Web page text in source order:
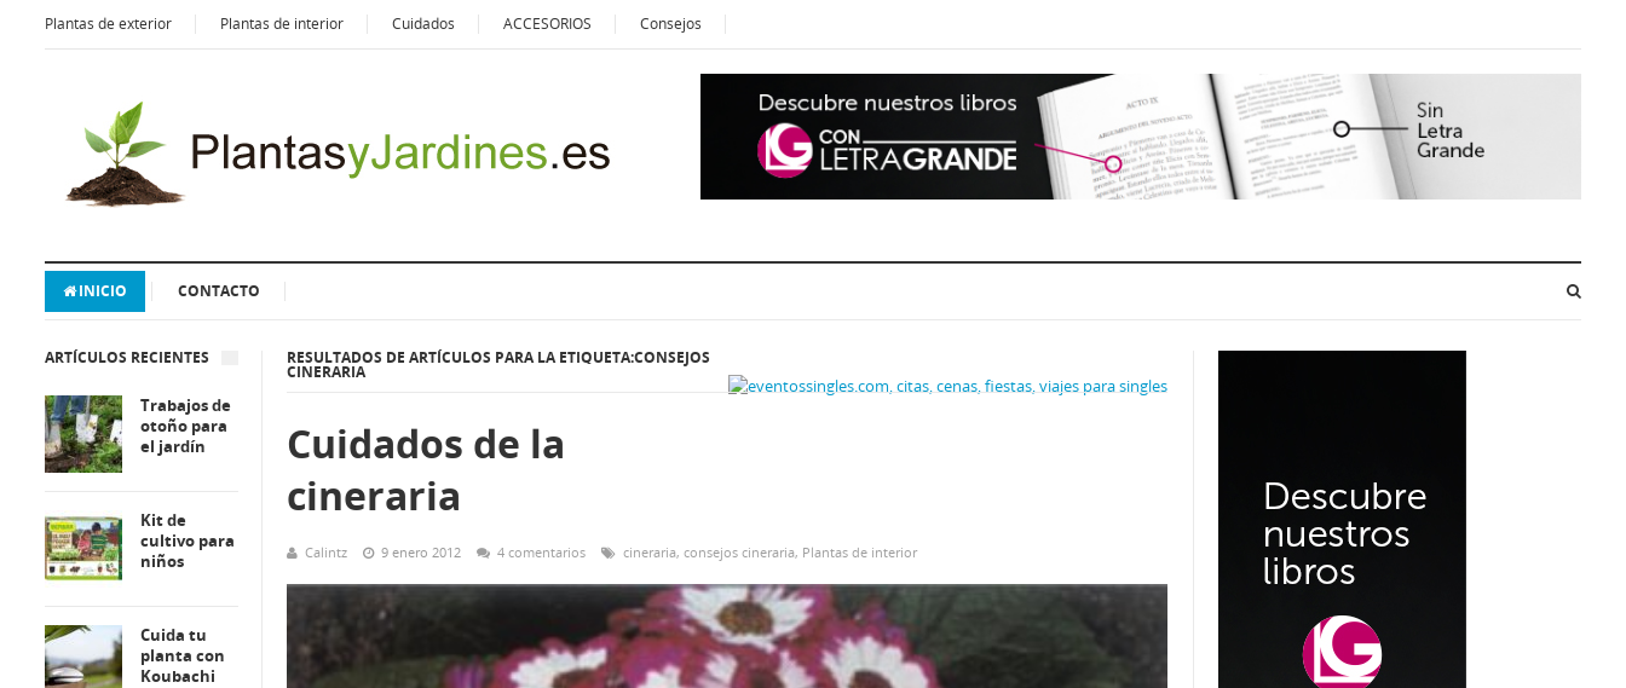
Plantas de exterior Plantas de interior Cuidados ACCESORIOS Consejos
INICIO CONTACTO
RESULTADOS DE ARTÍCULOS PARA LA ETIQUETA:CONSEJOS
CINERARIA
Cuidados de la
cineraria
Calintz 9 enero 2012 4 comentarios cineraria, consejos cineraria, Plantas de interior
ARTÍCULOS RECIENTES
Trabajos de
otoño para
el jardín
Kit de
cultivo para
niños
Cuida tu
planta con
Koubachi